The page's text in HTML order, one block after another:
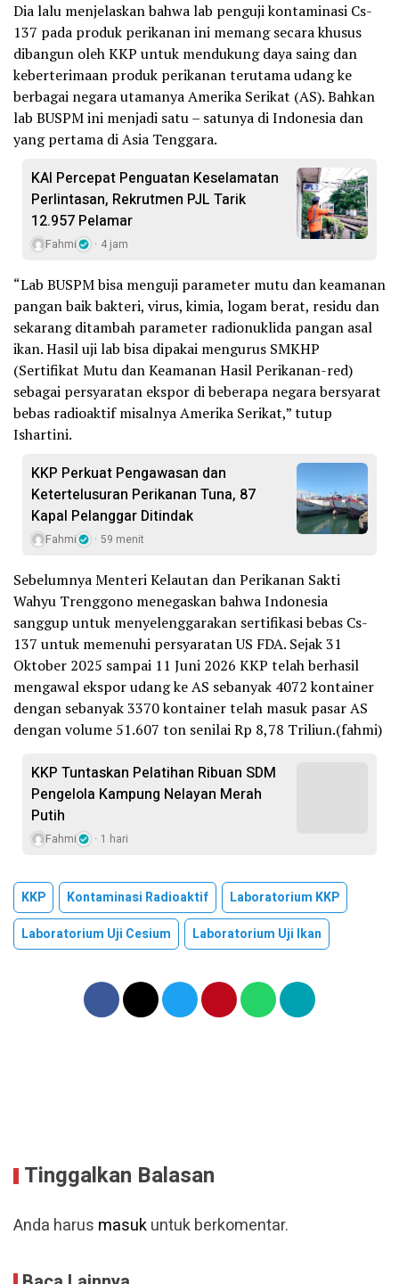
Dia lalu menjelaskan bahwa lab penguji kontaminasi Cs-
137 pada produk perikanan ini memang secara khusus
dibangun oleh KKP untuk mendukung daya saing dan
keberterimaan produk perikanan terutama udang ke
berbagai negara utamanya Amerika Serikat (AS). Bahkan
lab BUSPM ini menjadi satu – satunya di Indonesia dan
yang pertama di Asia Tenggara.
KAI Percepat Penguatan Keselamatan
Perlintasan, Rekrutmen PJL Tarik
12.957 Pelamar
Fahmi 4 jam
“Lab BUSPM bisa menguji parameter mutu dan keamanan
pangan baik bakteri, virus, kimia, logam berat, residu dan
sekarang ditambah parameter radionuklida pangan asal
ikan. Hasil uji lab bisa dipakai mengurus SMKHP
(Sertifikat Mutu dan Keamanan Hasil Perikanan-red)
sebagai persyaratan ekspor di beberapa negara bersyarat
bebas radioaktif misalnya Amerika Serikat,” tutup
Ishartini.
KKP Perkuat Pengawasan dan
Ketertelusuran Perikanan Tuna, 87
Kapal Pelanggar Ditindak
Fahmi 59 menit
Sebelumnya Menteri Kelautan dan Perikanan Sakti
Wahyu Trenggono menegaskan bahwa Indonesia
sanggup untuk menyelenggarakan sertifikasi bebas Cs-
137 untuk memenuhi persyaratan US FDA. Sejak 31
Oktober 2025 sampai 11 Juni 2026 KKP telah berhasil
mengawal ekspor udang ke AS sebanyak 4072 kontainer
dengan sebanyak 3370 kontainer telah masuk pasar AS
dengan volume 51.607 ton senilai Rp 8,78 Triliun.(fahmi)
KKP Tuntaskan Pelatihan Ribuan SDM
Pengelola Kampung Nelayan Merah
Putih
Fahmi 1 hari
KKP Kontaminasi Radioaktif
Laboratorium KKP
Laboratorium Uji Cesium
Laboratorium Uji Ikan
Tinggalkan Balasan
Anda harus masukuntuk berkomentar.